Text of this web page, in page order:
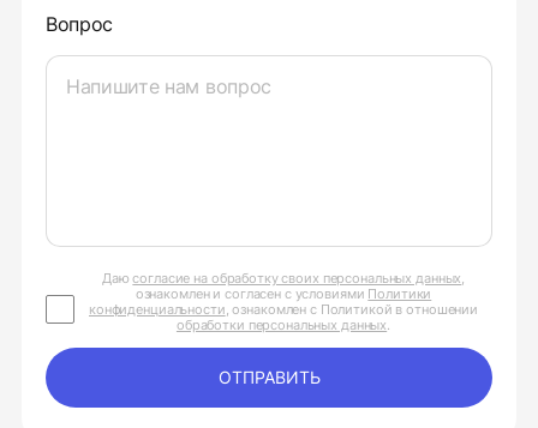
Вопрос
Даюсогласие на обработку своих персональных данных,
ознакомлен и согласен с условиями Политики
конфиденциальности, ознакомлен с Политикой в отношении
обработки персональных данных.
ОТПРАВИТЬ